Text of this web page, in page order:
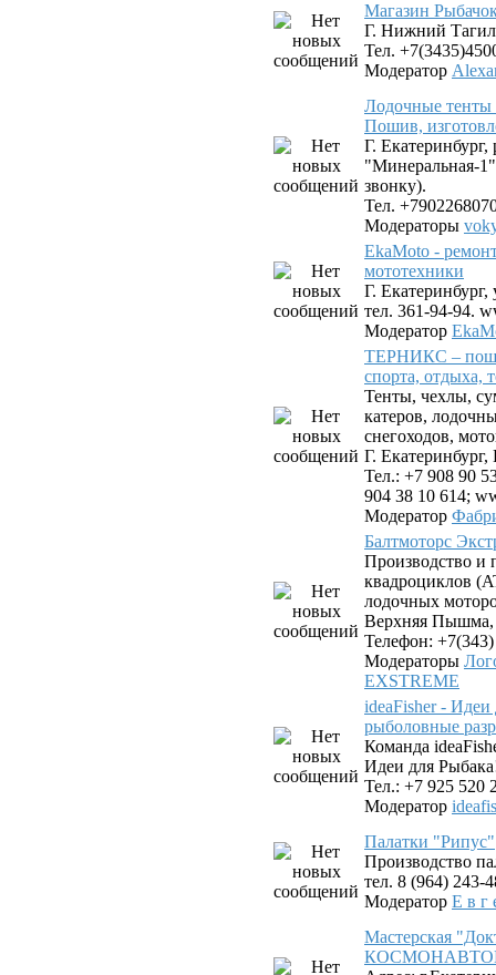
Магазин
Г. Нижний
Тел.
Модератор
Лодочные тенты
Пошив,
Г.
"Минеральная-
звонку).
Тел.
Модераторы
EkaMoto -
мототехники
Г.
тел. 361-94-94.
Модератор
ТЕРНИКС –
спорта, отдыха,
Тенты, чехлы,
катеров,
снегоходов,
Г.
Тел.: +7 908 90
904 38 10 614;
Модератор
Балтмоторс
Производство и
квадроциклов
лодочных
Верхняя Пышма,
Телефон:
Модераторы
EXSTREME
ideaFisher -
рыболовные
Команда
Идеи для
Тел.: +7 925 520
Модератор
Палатки "Рипус"
Производство
тел. 8 (964) 243-
Модератор Е в г
Мастерская
КОСМОНАВТОВ.